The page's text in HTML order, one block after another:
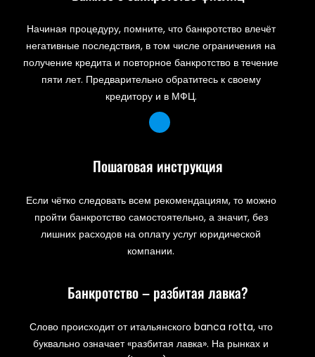
Начиная процедуру, помните, что банкротство влечёт
негативные последствия, в том числе ограничения на
получение кредита и повторное банкротство в течение
пяти лет. Предварительно обратитесь к своему
кредитору и в МФЦ.
Пошаговая инструкция
Если чётко следовать всем рекомендациям, то можно
пройти банкротство самостоятельно, а значит, без
лишних расходов на оплату услуг юридической
компании.
Банкротство – разбитая лавка?
Слово происходит от итальянского banca rotta, что
буквально означает «разбитая лавка». На рынках и